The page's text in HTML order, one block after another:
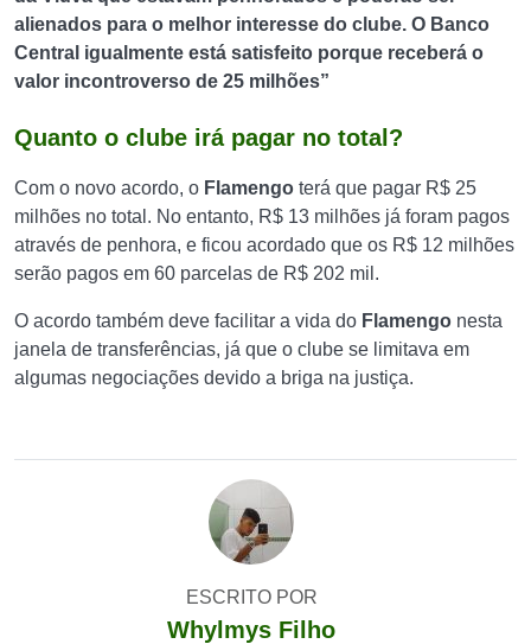
alienados para o melhor interesse do clube. O Banco
Central igualmente está satisfeito porque receberá o
valor incontroverso de 25 milhões”
Quanto o clube irá pagar no total?
Com o novo acordo, o Flamengo terá que pagar R$ 25
milhões no total. No entanto, R$ 13 milhões já foram pagos
através de penhora, e ficou acordado que os R$ 12 milhões
serão pagos em 60 parcelas de R$ 202 mil.
O acordo também deve facilitar a vida do Flamengo nesta
janela de transferências, já que o clube se limitava em
algumas negociações devido a briga na justiça.
ESCRITO POR
Whylmys Filho